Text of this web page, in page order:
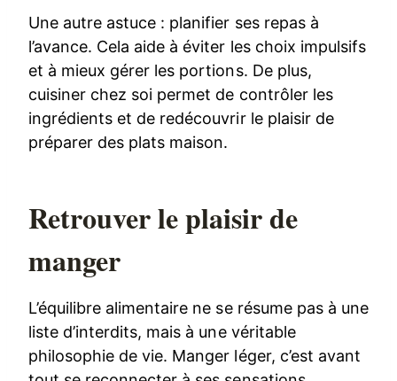
Une autre astuce : planifier ses repas à
l’avance. Cela aide à éviter les choix impulsifs
et à mieux gérer les portions. De plus,
cuisiner chez soi permet de contrôler les
ingrédients et de redécouvrir le plaisir de
préparer des plats maison.
Retrouver le plaisir de
manger
L’équilibre alimentaire ne se résume pas à une
liste d’interdits, mais à une véritable
philosophie de vie. Manger léger, c’est avant